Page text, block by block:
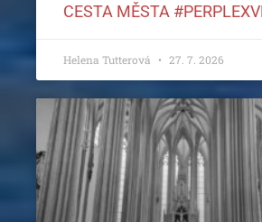
CESTA MĚSTA
Helena Tutterová 27. 7. 2026